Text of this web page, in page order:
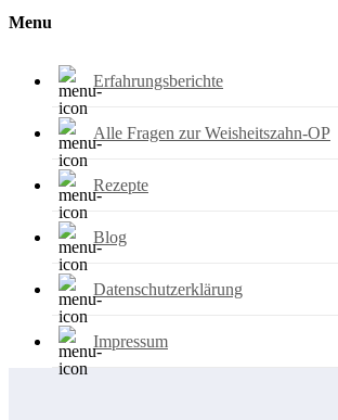
Menu
Erfahrungsberichte
Alle Fragen zur Weisheitszahn-OP
Rezepte
Blog
Datenschutzerklärung
Impressum